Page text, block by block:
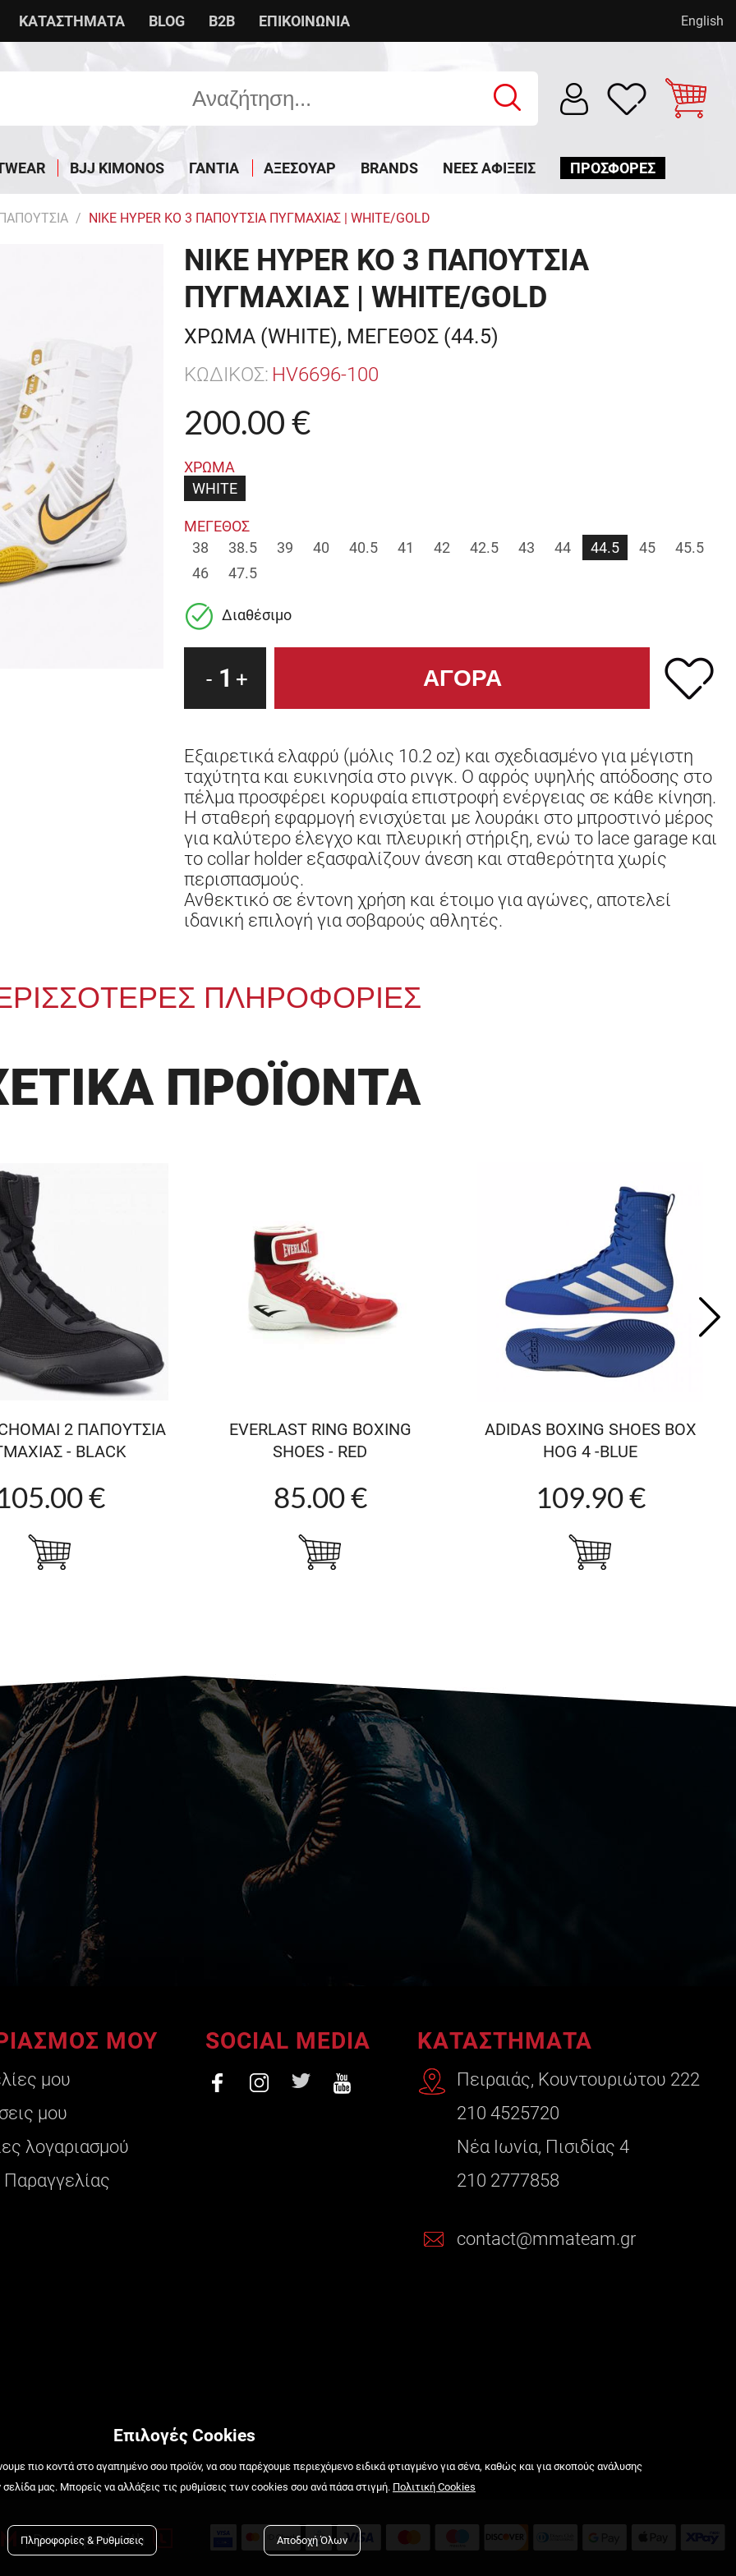
ΚΑΤΑΣΤΗΜΑΤΑ BLOG B2B ΕΠΙΚΟΙΝΩΝΙΑ English
BJJ KIMONOS ΓΑΝΤΙΑ ΑΞΕΣΟΥΑΡ BRANDS ΝΈΕΣ ΑΦΊΞΕΙΣ ΠΡΟΣΦΟΡΕΣ
NIKE HYPER KO 3 ΠΑΠΟΥΤΣΙΑ ΠΥΓΜΑΧΙΑΣ | WHITE/GOLD
NIKE HYPER KO 3 ΠΑΠΟΥΤΣΙΑ
ΠΥΓΜΑΧΙΑΣ | WHITE/GOLD
ΧΡΩΜΑ (WHITE), ΜΕΓΕΘΟΣ (44.5)
ΚΩΔΙΚΟΣ: HV6696-100
200.00 €
ΧΡΩΜΑ
WHITE
ΜΕΓΕΘΟΣ
38
38.5 39 40 40.5 41 42 42.5 43 44 44.5 45
45.5
46
47.5
Διαθέσιμο
- 1 +
Εξαιρετικά ελαφρύ (μόλις 10.2 oz) και σχεδιασμένο για μέγιστη
ταχύτητα και ευκινησία στο ρινγκ. Ο αφρός υψηλής απόδοσης στο
πέλμα προσφέρει κορυφαία επιστροφή ενέργειας σε κάθε κίνηση.
Η σταθερή εφαρμογή ενισχύεται με λουράκι στο μπροστινό μέρος
για καλύτερο έλεγχο και πλευρική στήριξη, ενώ το lace garage και
το collar holder εξασφαλίζουν άνεση και σταθερότητα χωρίς
περισπασμούς.
Ανθεκτικό σε έντονη χρήση και έτοιμο για αγώνες, αποτελεί
ιδανική επιλογή για σοβαρούς αθλητές.
ΠΛΗΡΟΦΟΡΙΕΣ
ΠΡΟΪΟΝΤΑ
2 ΠΑΠΟΥΤΣΙΑ
- BLACK
€
EVERLAST RING BOXING
SHOES - RED
85.00 €
ADIDAS BOXING SHOES BOX
HOG 4 -BLUE
109.90 €
ΜΟΥ
μου
μου
λογαριασμού
SOCIAL MEDIA ΚΑΤΑΣΤΗΜΑΤΑ
Πειραιάς, Κουντουριώτου 222
210 4525720
Νέα Ιωνία, Πισιδίας 4
210 2777858
contact@mmateam.gr
| Developed with 
Επιλογές Cookies
πιο κοντά στο αγαπημένο σου προϊόν, να σου παρέχουμε περιεχόμενο ειδικά φτιαγμένο για σένα, καθώς και για σκοπούς ανάλυσης
μας. Μπορείς να αλλάξεις τις ρυθμίσεις των cookies σου ανά πάσα στιγμή. Πολιτική Cookies
Πληροφορίες & Ρυθμίσεις Αποδοχή Όλων